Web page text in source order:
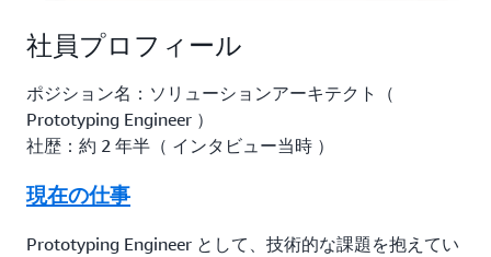
社員プロフィール
ポジション名：ソリューションアーキテクト（
Prototyping Engineer ）
社歴：約 2 年半（ インタビュー当時 ）
現在の仕事
Prototyping Engineer として、技術的な課題を抱えてい